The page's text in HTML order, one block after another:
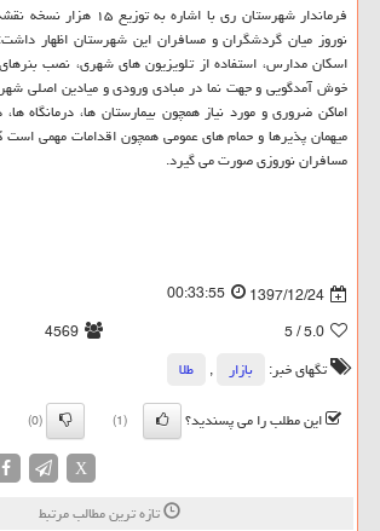
فرماندار شهرستان ری با
نوروز میان گردشگران و مسافران این شهرستان اظهار
اسكان مدارس، استفاده از تلویزیون های شهری، نصب
خوش آمدگویی و جهت نما در مبادی ورودی و میادین اصلی شهر
اماكن ضروری و مورد نیاز همچون بیمارستان ها، درمانگاه ها،
میهمان پذیرها و حمام های عمومی همچون اقدامات مهمی
مسافران نوروزی صورت می گیرد.
1397/12/24
00:33:55
5.0
/ 5
4569
تگهای خبر:
بازار ,
طلا
این مطلب را می پسندید؟
(1)
(0)
X
تازه ترین مطالب مرتبط